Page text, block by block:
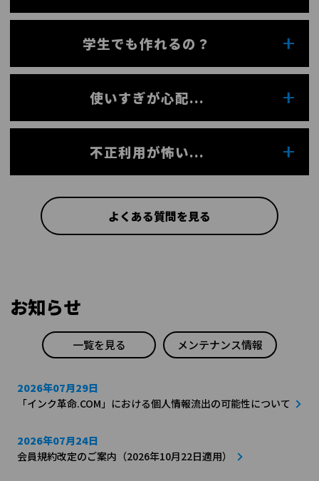
使いすぎが心配...
学生でも作れるの？
不正利用が怖い...
よくある質問を見る
お知らせ
一覧を見る メンテナンス情報
2026年07月29日
「インク革命.COM」における個人情報流出の可能性について
2026年07月24日
会員規約改定のご案内（2026年10月22日適用）